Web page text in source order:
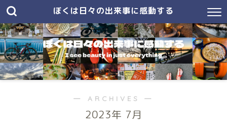
ぼくは日々の出来事に感動する
― ARCHIVES ―
2023年 7月